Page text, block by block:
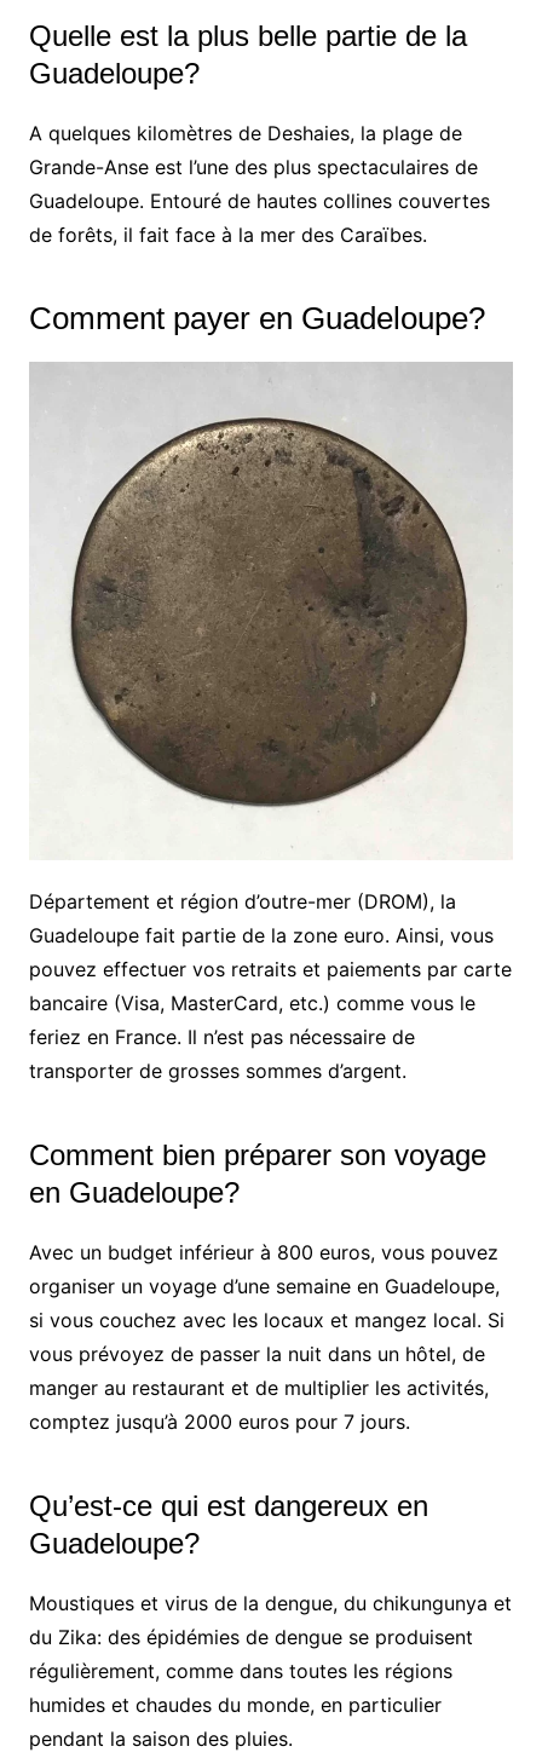
Quelle est la plus belle partie de la
Guadeloupe?
A quelques kilomètres de Deshaies, la plage de
Grande-Anse est l’une des plus spectaculaires de
Guadeloupe. Entouré de hautes collines couvertes
de forêts, il fait face à la mer des Caraïbes.
Comment payer en Guadeloupe?
Département et région d’outre-mer (DROM), la
Guadeloupe fait partie de la zone euro. Ainsi, vous
pouvez effectuer vos retraits et paiements par carte
bancaire (Visa, MasterCard, etc.) comme vous le
feriez en France. Il n’est pas nécessaire de
transporter de grosses sommes d’argent.
Comment bien préparer son voyage
en Guadeloupe?
Avec un budget inférieur à 800 euros, vous pouvez
organiser un voyage d’une semaine en Guadeloupe,
si vous couchez avec les locaux et mangez local. Si
vous prévoyez de passer la nuit dans un hôtel, de
manger au restaurant et de multiplier les activités,
comptez jusqu’à 2000 euros pour 7 jours.
Qu’est-ce qui est dangereux en
Guadeloupe?
Moustiques et virus de la dengue, du chikungunya et
du Zika: des épidémies de dengue se produisent
régulièrement, comme dans toutes les régions
humides et chaudes du monde, en particulier
pendant la saison des pluies.